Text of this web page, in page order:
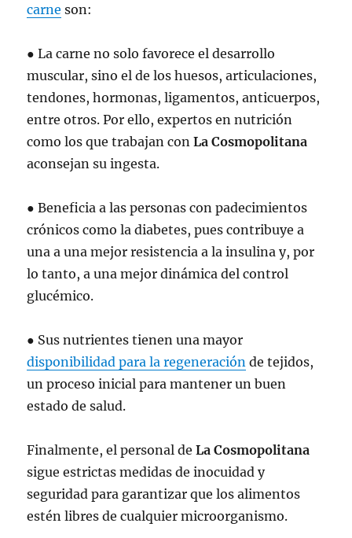
carne son:
● La carne no solo favorece el desarrollo
muscular, sino el de los huesos, articulaciones,
tendones, hormonas, ligamentos, anticuerpos,
entre otros. Por ello, expertos en nutrición
como los que trabajan conLa Cosmopolitana
aconsejan su ingesta.
● Beneficia a las personas con padecimientos
crónicos como la diabetes, pues contribuye a
una a una mejor resistencia a la insulina y, por
lo tanto, a una mejor dinámica del control
glucémico.
● Sus nutrientes tienen una mayor
disponibilidad para la regeneración de tejidos,
un proceso inicial para mantener un buen
estado de salud.
Finalmente, el personal deLa Cosmopolitana
sigue estrictas medidas de inocuidad y
seguridad para garantizar que los alimentos
estén libres de cualquier microorganismo.